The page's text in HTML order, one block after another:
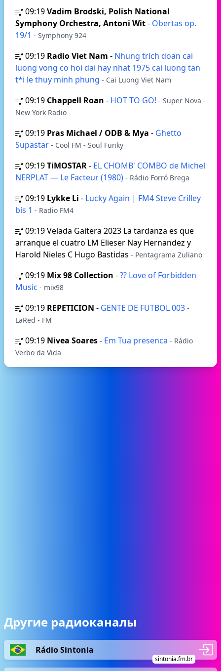
09:19Vadim Brodski, Polish National
Symphony Orchestra, Antoni Wit- Obertas op.
19/1 - Symphony 924
09:19 Radio Viet Nam - Nhung trich doan cai
luong vong co hoi dai hay nhat 1975 cai luong tan
t*i le thuy minh phung - Cai Luong Viet Nam
09:19 Chappell Roan - HOT TO GO! - Super Nova -
New York Radio
09:19 Pras Michael / ODB & Mya - Ghetto
Supastar - Cool FM - Soul Funky
09:19TiMOSTAR- EL CHOMB' COMBO de Michel
NERPLAT — Le Facteur (1980) - Rádio Forró Brega
09:19 Lykke Li - Lucky Again | FM4 Steve Crilley
bis 1 - Radio FM4
09:19Velada Gaitera 2023 La tardanza es que
arranque el cuatro LM Elieser Nay Hernandez y
Harold Nieles C Hugo Bastidas - Pentagrama Zuliano
09:19 Mix 98 Collection -?? Love of Forbidden
Music - mix98
09:19 REPETICION - GENTE DE FUTBOL 003 -
LaRed - FM
09:19 Nivea Soares- Em Tua presenca - Rádio
Verbo da Vida
Другие радиоканалы
Rádio Sintonia
sintonia.fm.br